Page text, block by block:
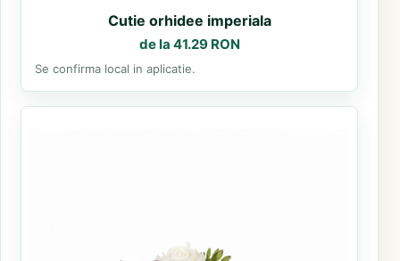
Cutie orhidee imperiala
de la 41.29 RON
Se confirma local in aplicatie.